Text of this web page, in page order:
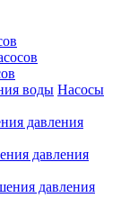
Насосы
давления
давления
давления